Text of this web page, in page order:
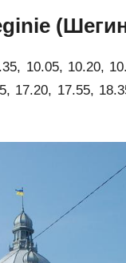
10.05, 10.20,
17.20, 17.55,